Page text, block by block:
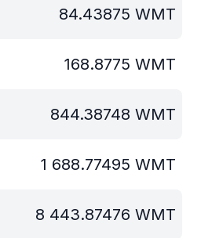
84.43875 WMT
168.8775 WMT
844.38748 WMT
1 688.77495 WMT
8 443.87476 WMT